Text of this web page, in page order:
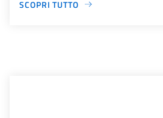
SCOPRI TUTTO